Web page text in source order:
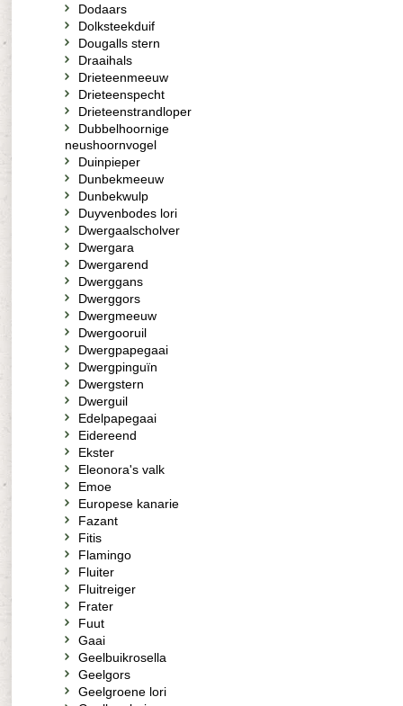
Dodaars
Dolksteekduif
Dougalls stern
Draaihals
Drieteenmeeuw
Drieteenspecht
Drieteenstrandloper
Dubbelhoornige
neushoornvogel
Duinpieper
Dunbekmeeuw
Dunbekwulp
Duyvenbodes lori
Dwergaalscholver
Dwergara
Dwergarend
Dwerggans
Dwerggors
Dwergmeeuw
Dwergooruil
Dwergpapegaai
Dwergpinguïn
Dwergstern
Dwerguil
Edelpapegaai
Eidereend
Ekster
Eleonora's valk
Emoe
Europese kanarie
Fazant
Fitis
Flamingo
Fluiter
Fluitreiger
Frater
Fuut
Gaai
Geelbuikrosella
Geelgors
Geelgroene lori